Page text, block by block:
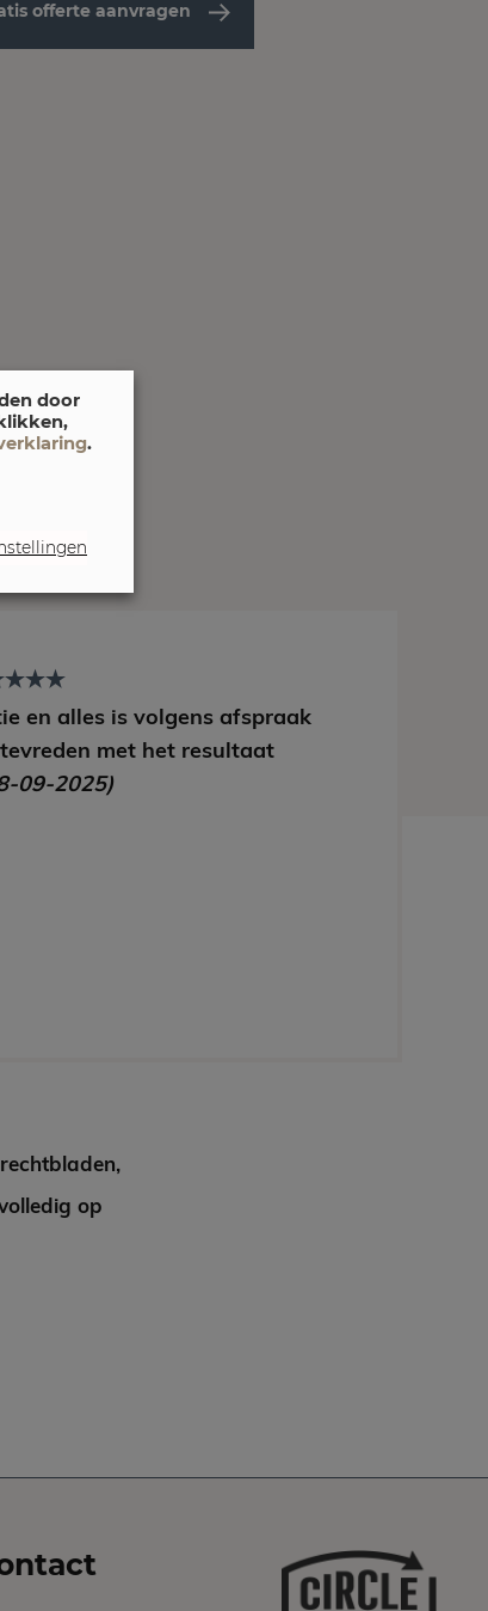
offerte aanvragen
en alles is volgens afspraak
met het resultaat
09-2025)
op
door
.